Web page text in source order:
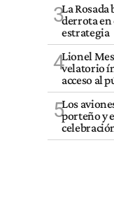
3La Rosada
derrota en
estrategia
4Lionel
velatorio
acceso al
5Los
porteño y